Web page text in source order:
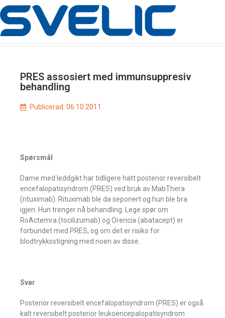
PRES assosiert med immunsuppresiv
behandling
Publicerad: 06.10.2011
Spørsmål
Dame med leddgikt har tidligere hatt posterior reversibelt
encefalopatisyndrom (PRES) ved bruk av MabThera
(rituximab). Rituximab ble da seponert og hun ble bra
igjen. Hun trenger nå behandling. Lege spør om
RoActemra (tocilizumab) og Orencia (abatacept) er
forbundet med PRES, og om det er risiko for
blodtrykksstigning med noen av disse.
Svar
Posterior reversibelt encefalopatisyndrom (PRES) er også
kalt reversibelt posterior leukoencepalopatisyndrom